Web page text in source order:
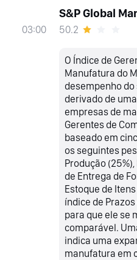
03:00
S&P Global
50.2
O Índice de
Manufatura do
desempenho
derivado de
empresas de
Gerentes de
baseado em
os seguintes
Produção
de Entrega de
Estoque de
índice de
para que ele se
comparável.
indica uma
manufatura em